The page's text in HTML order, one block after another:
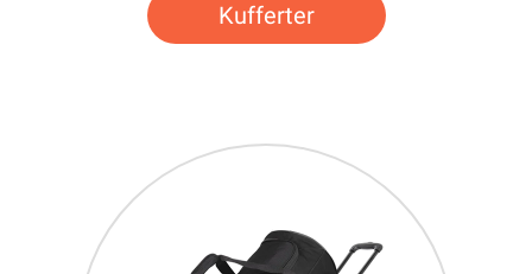
Kufferter